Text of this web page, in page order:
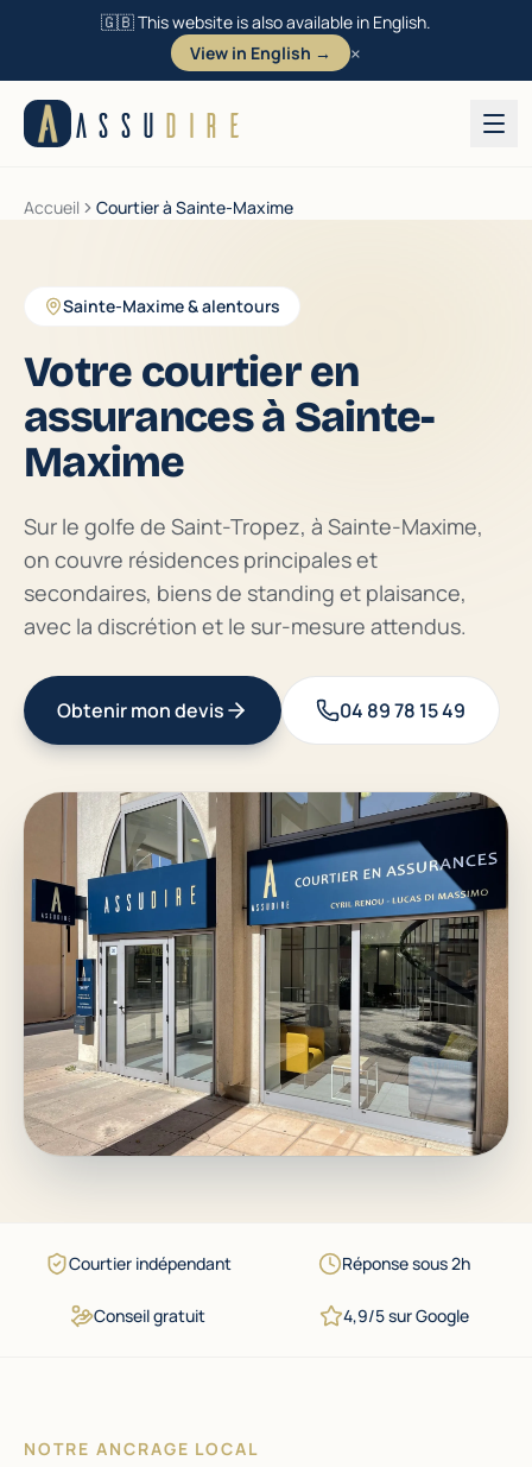
🇬🇧 This website is also available in English.
View in English →
×
Aller au contenu
ASSU DIRE
Accueil Courtier à Sainte-Maxime
Sainte-Maxime & alentours
Votre courtier en
assurances à Sainte-
Maxime
Sur le golfe de Saint-Tropez, à Sainte-Maxime,
on couvre résidences principales et
secondaires, biens de standing et plaisance,
avec la discrétion et le sur-mesure attendus.
Obtenir mon devis 04 89 78 15 49
Courtier indépendant Réponse sous 2h
Conseil gratuit 4,9/5 sur Google
NOTRE ANCRAGE LOCAL